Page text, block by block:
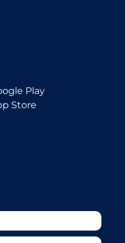
Play
Store